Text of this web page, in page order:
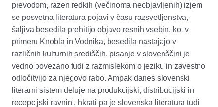
prevodom, razen redkih (večinoma neobjavljenih) izjem
se posvetna literatura pojavi v času razsvetljenstva,
šaljiva besedila prehitijo objavo resnih vsebin, kot v
primeru Knobla in Vodnika, besedila nastajajo v
različnih kulturnih središčih, pisanje v slovenščini je
vedno povezano tudi z razmislekom o jeziku in zavestno
odločitvijo za njegovo rabo. Ampak danes slovenski
literarni sistem deluje na produkcijski, distribucijski in
recepcijski ravnini, hkrati pa je slovenska literatura tudi